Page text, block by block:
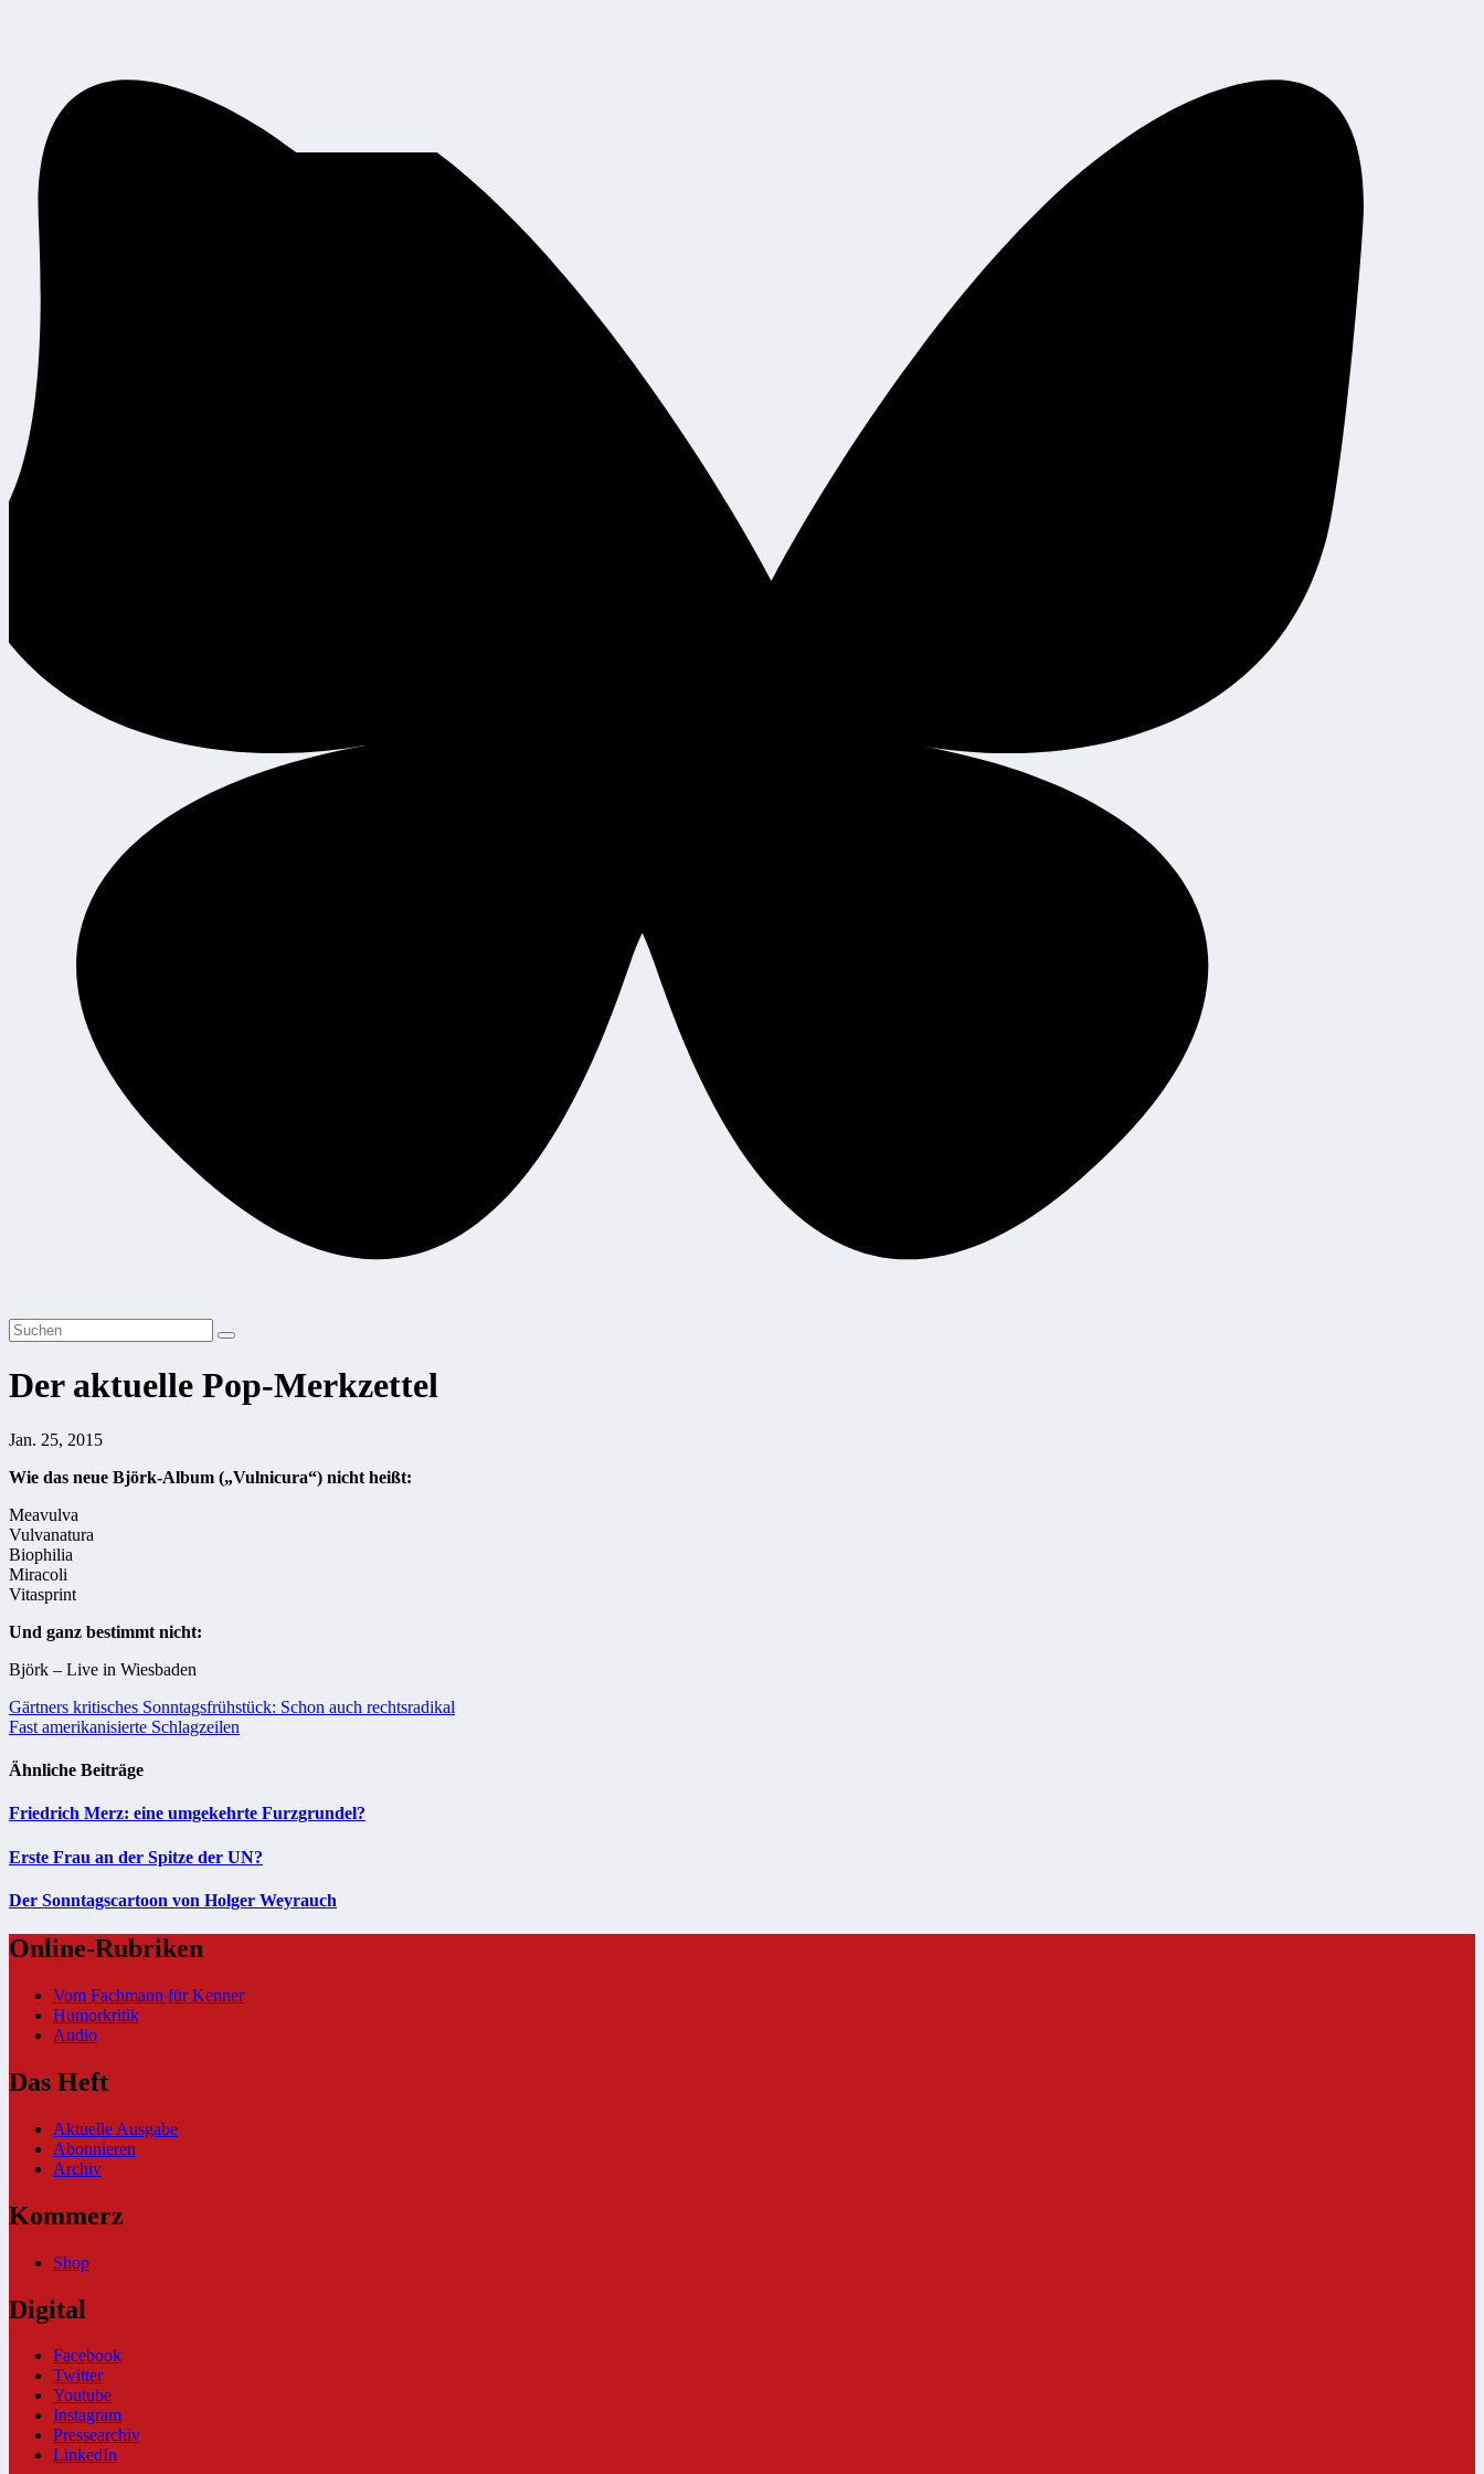
Der aktuelle Pop-Merkzettel
Jan. 25, 2015
Wie das neue Björk-Album („Vulnicura“) nicht heißt:
Meavulva
Vulvanatura
Biophilia
Miracoli
Vitasprint
Und ganz bestimmt nicht:
Björk – Live in Wiesbaden
Beitragsnavigation
Gärtners kritisches Sonntagsfrühstück: Schon auch rechtsradikal
Fast amerikanisierte Schlagzeilen
Ähnliche Beiträge
Friedrich Merz: eine umgekehrte Furzgrundel?
Erste Frau an der Spitze der UN?
Der Sonntagscartoon von Holger Weyrauch
Online-Rubriken
Vom Fachmann für Kenner
Humorkritik
Audio
Das Heft
Aktuelle Ausgabe
Abonnieren
Archiv
Kommerz
Shop
Digital
Facebook
Twitter
Youtube
Instagram
Pressearchiv
LinkedIn